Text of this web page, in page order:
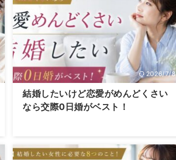
2026/7/8
結婚したいけど恋愛がめんどくさい
なら交際0日婚がベスト！